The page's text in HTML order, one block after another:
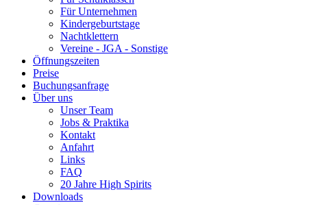
Für Unternehmen
Kindergeburtstage
Nachtklettern
Vereine - JGA - Sonstige
Öffnungszeiten
Preise
Buchungsanfrage
Über uns
Unser Team
Jobs & Praktika
Kontakt
Anfahrt
Links
FAQ
20 Jahre High Spirits
Downloads